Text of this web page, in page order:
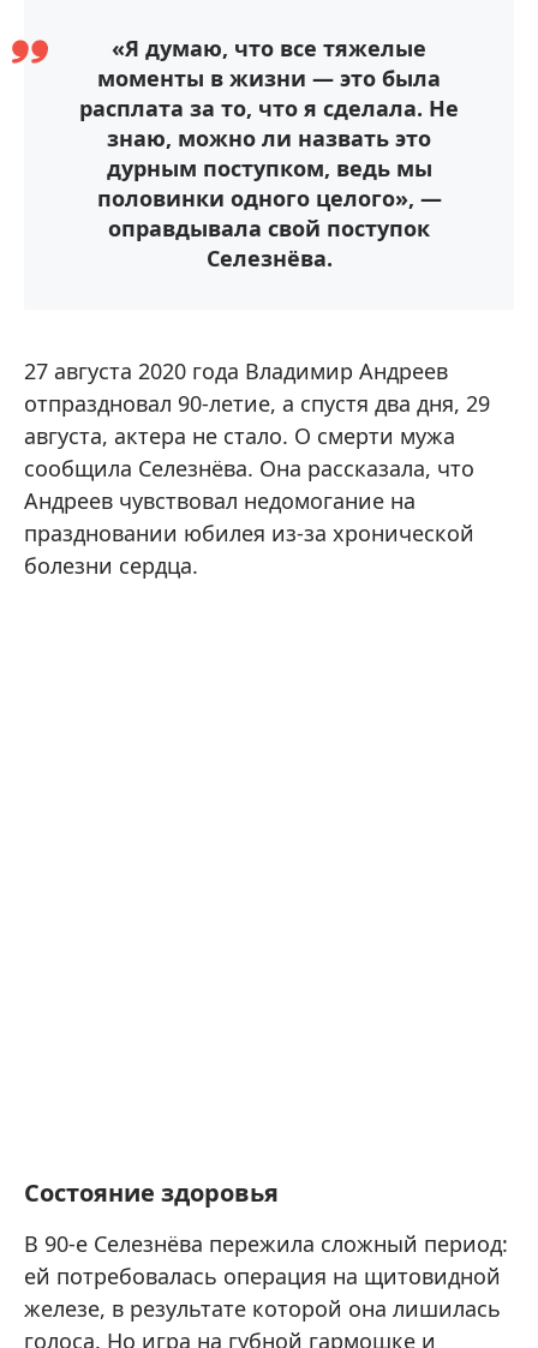
«Я думаю, что все тяжелые
моменты в жизни — это была
расплата за то, что я сделала. Не
знаю, можно ли назвать это
дурным поступком, ведь мы
половинки одного целого», —
оправдывала свой поступок
Селезнёва.
27 августа 2020 года Владимир Андреев
отпраздновал 90-летие, а спустя два дня, 29
августа, актера не стало. О смерти мужа
сообщила Селезнёва. Она рассказала, что
Андреев чувствовал недомогание на
праздновании юбилея из-за хронической
болезни сердца.
Состояние здоровья
В 90-е Селезнёва пережила сложный период:
ей потребовалась операция на щитовидной
железе, в результате которой она лишилась
голоса. Но игра на губной гармошке и